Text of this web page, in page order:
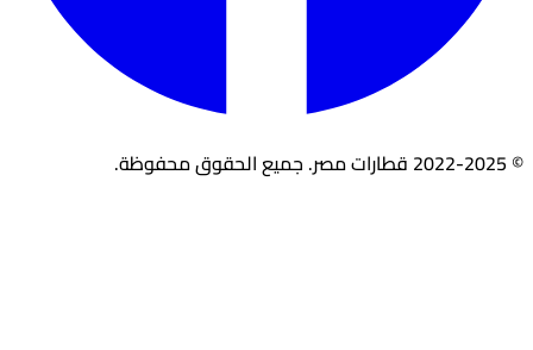
© 2022-2025 قطارات مصر. جميع الحقوق محفوظة.